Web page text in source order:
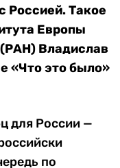
Россией. Такое
Европы
Владислав
«Что это было»
для России —
по